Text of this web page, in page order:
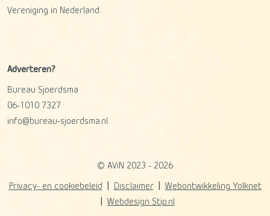
Vereniging in Nederland.
Adverteren?
Bureau Sjoerdsma
06-1010 7327
info@bureau-sjoerdsma.nl
© AViN 2023 - 2026
Privacy- en cookiebeleid Disclaimer
Webontwikkeling Yolknet
Webdesign Stip.nl